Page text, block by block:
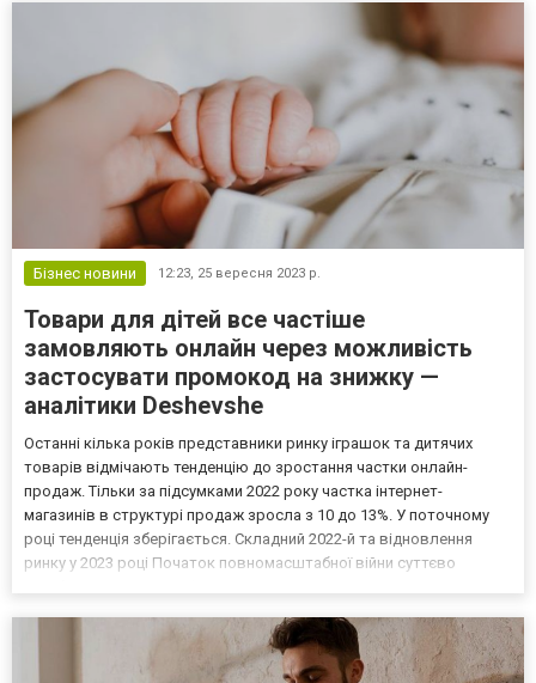
Бізнес новини 12:23, 25 вересня 2023 р.
Товари для дітей все частіше
замовляють онлайн через можливість
застосувати промокод на знижку —
аналітики Deshevshe
Останні кілька років представники ринку іграшок та дитячих
товарів відмічають тенденцію до зростання частки онлайн-
продаж. Тільки за підсумками 2022 року частка інтернет-
магазинів в структурі продаж зросла з 10 до 13%. У поточному
році тенденція зберігається. Складний 2022-й та відновлення
ринку у 2023 році Початок повномасштабної війни суттєво